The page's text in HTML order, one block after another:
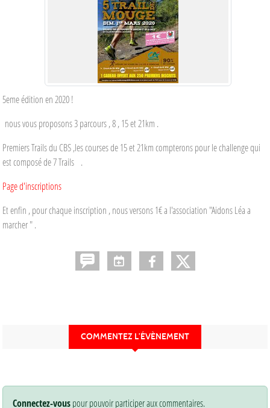
5eme édition en 2020 !
nous vous proposons 3 parcours , 8 , 15 et 21km .
Premiers Trails du CBS ,les courses de 15 et 21km compterons pour le challenge qui
est composé de 7 Trails .
Page d'inscriptions
Et enfin , pour chaque inscription , nous versons 1€ a l'association "Aidons Léa a
marcher " .
COMMENTEZ L’ÉVÈNEMENT
Connectez-vouspour pouvoir participer aux commentaires.